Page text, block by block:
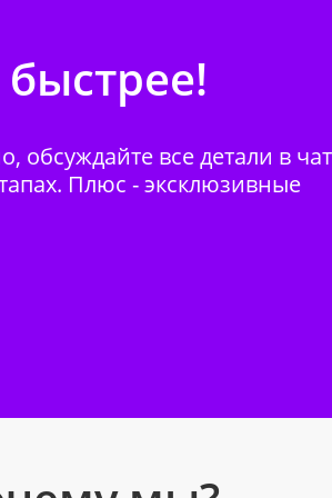
обсуждайте все детали в
Плюс - эксклюзивные